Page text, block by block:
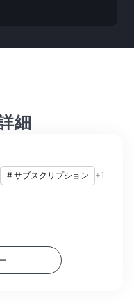
細
#サブスクリプション +1